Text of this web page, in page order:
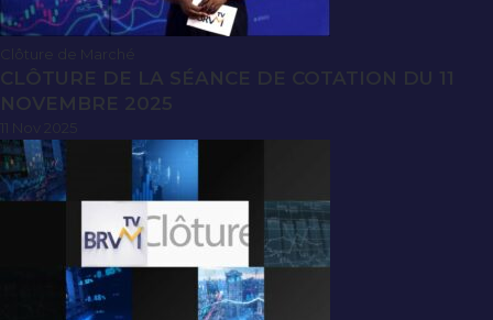
CLÔTURE DE LA SÉANCE DE COTATION DU 11
NOVEMBRE 2025